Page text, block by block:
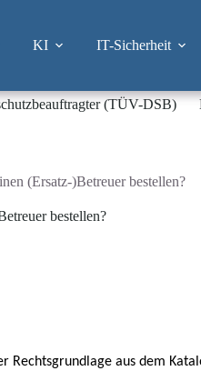
KI IT-Sicherheit
(TÜV-DSB)
(Ersatz-)Betreuer bestellen?
bestellen?
Rechtsgrundlage aus dem